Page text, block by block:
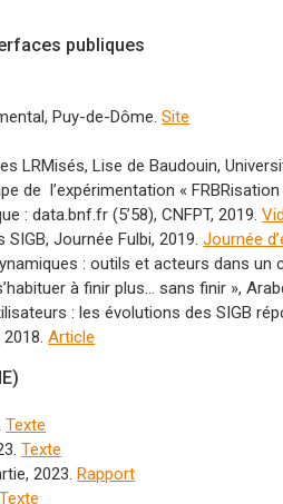
publiques
Puy-de-Dôme.Site
LRMisés, Lise de Baudouin,
de l’expérimentation «
: data.bnf.fr (5’58), CNFPT, 2019.
SIGB, Journée Fulbi, 2019.Journée
: outils et acteurs dans
à finir plus… sans finir »,
: les évolutions des SIGB
2018.Article
Texte
Texte
2023.Rapport
Texte